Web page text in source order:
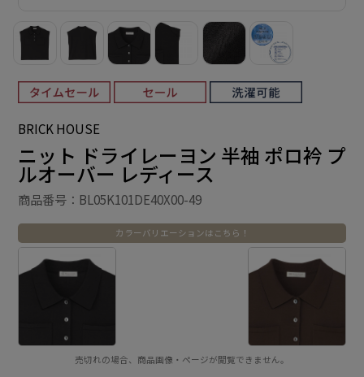
BRICK HOUSE
ニット ドライレーヨン 半袖 ポロ衿 プ
ルオーバー レディース
商品番号：BL05K101DE40X00-49
カラーバリエーションはこちら！
売切れの場合、商品画像・ページが閲覧できません。